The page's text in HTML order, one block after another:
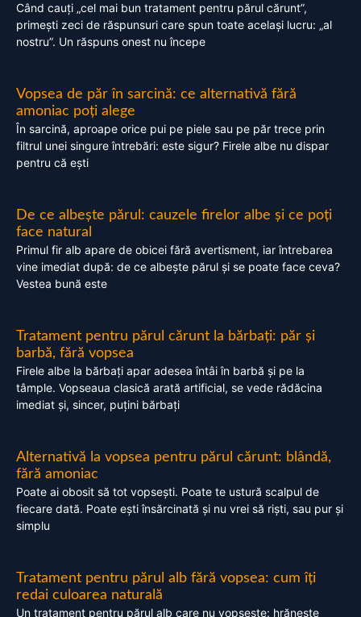
Când cauți „cel mai bun tratament pentru părul cărunt”,
primești zeci de răspunsuri care spun toate același lucru: „al
nostru”. Un răspuns onest nu începe
Vopsea de păr în sarcină: ce alternativă fără
amoniac poți alege
În sarcină, aproape orice pui pe piele sau pe păr trece prin
filtrul unei singure întrebări: este sigur? Firele albe nu dispar
pentru că ești
De ce albește părul: cauzele firelor albe și ce poți
face natural
Primul fir alb apare de obicei fără avertisment, iar întrebarea
vine imediat după: de ce albește părul și se poate face ceva?
Vestea bună este
Tratament pentru părul cărunt la bărbați: păr și
barbă, fără vopsea
Firele albe la bărbați apar adesea întâi în barbă și pe la
tâmple. Vopseaua clasică arată artificial, se vede rădăcina
imediat și, sincer, puțini bărbați
Alternativă la vopsea pentru părul cărunt: blândă,
fără amoniac
Poate ai obosit să tot vopsești. Poate te ustură scalpul de
fiecare dată. Poate ești însărcinată și nu vrei să riști, sau pur și
simplu
Tratament pentru părul alb fără vopsea: cum îți
redai culoarea naturală
Un tratament pentru părul alb care nu vopsește: hrănește